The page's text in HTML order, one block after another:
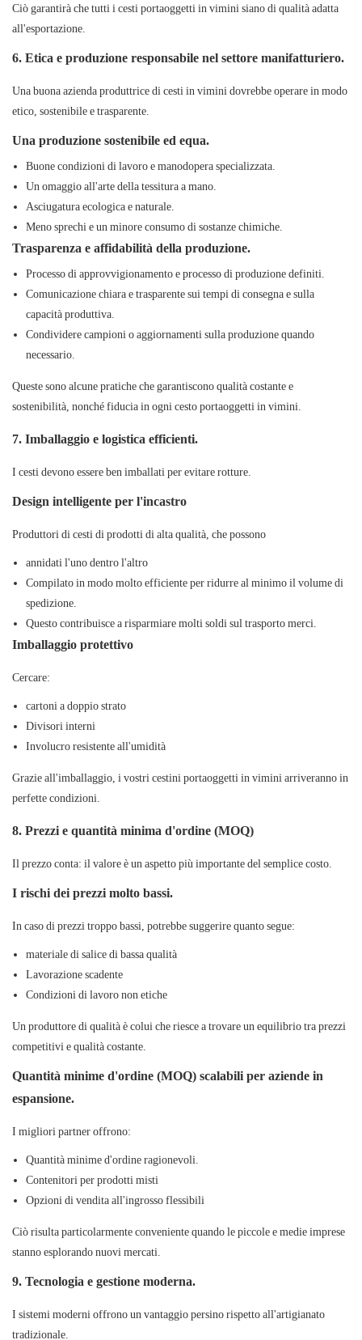
Ciò garantirà che tutti i cesti portaoggetti in vimini siano di qualità adatta
all'esportazione.
6. Etica e produzione responsabile nel settore manifatturiero.
Una buona azienda produttrice di cesti in vimini dovrebbe operare in modo
etico, sostenibile e trasparente.
Una produzione sostenibile ed equa.
Buone condizioni di lavoro e manodopera specializzata.
Un omaggio all'arte della tessitura a mano.
Asciugatura ecologica e naturale.
Meno sprechi e un minore consumo di sostanze chimiche.
Trasparenza e affidabilità della produzione.
Processo di approvvigionamento e processo di produzione definiti.
Comunicazione chiara e trasparente sui tempi di consegna e sulla
capacità produttiva.
Condividere campioni o aggiornamenti sulla produzione quando
necessario.
Queste sono alcune pratiche che garantiscono qualità costante e
sostenibilità, nonché fiducia in ogni cesto portaoggetti in vimini.
7. Imballaggio e logistica efficienti.
I cesti devono essere ben imballati per evitare rotture.
Design intelligente per l'incastro
Produttori di cesti di prodotti di alta qualità, che possono
annidati l'uno dentro l'altro
Compilato in modo molto efficiente per ridurre al minimo il volume di
spedizione.
Questo contribuisce a risparmiare molti soldi sul trasporto merci.
Imballaggio protettivo
Cercare:
cartoni a doppio strato
Divisori interni
Involucro resistente all'umidità
Grazie all'imballaggio, i vostri cestini portaoggetti in vimini arriveranno in
perfette condizioni.
8. Prezzi e quantità minima d'ordine (MOQ)
Il prezzo conta: il valore è un aspetto più importante del semplice costo.
I rischi dei prezzi molto bassi.
In caso di prezzi troppo bassi, potrebbe suggerire quanto segue:
materiale di salice di bassa qualità
Lavorazione scadente
Condizioni di lavoro non etiche
Un produttore di qualità è colui che riesce a trovare un equilibrio tra prezzi
competitivi e qualità costante.
Quantità minime d'ordine (MOQ) scalabili per aziende in
espansione.
I migliori partner offrono:
Quantità minime d'ordine ragionevoli.
Contenitori per prodotti misti
Opzioni di vendita all'ingrosso flessibili
Ciò risulta particolarmente conveniente quando le piccole e medie imprese
stanno esplorando nuovi mercati.
9. Tecnologia e gestione moderna.
I sistemi moderni offrono un vantaggio persino rispetto all'artigianato
tradizionale.